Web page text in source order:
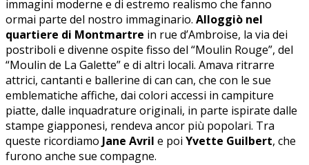
immagini moderne e di estremo realismo che fanno
ormai parte del nostro immaginario. Alloggiò nel
quartiere di Montmartre in rue d’Ambroise, la via dei
postriboli e divenne ospite fisso del “Moulin Rouge”, del
“Moulin de La Galette” e di altri locali. Amava ritrarre
attrici, cantanti e ballerine di can can, che con le sue
emblematiche affiche, dai colori accessi in campiture
piatte, dalle inquadrature originali, in parte ispirate dalle
stampe giapponesi, rendeva ancor più popolari. Tra
queste ricordiamo Jane Avril e poi Yvette Guilbert, che
furono anche sue compagne.